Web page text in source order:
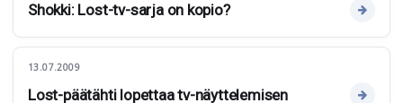
Shokki: Lost-tv-sarja on kopio?
13.07.2009
Lost-päätähti lopettaa tv-näyttelemisen